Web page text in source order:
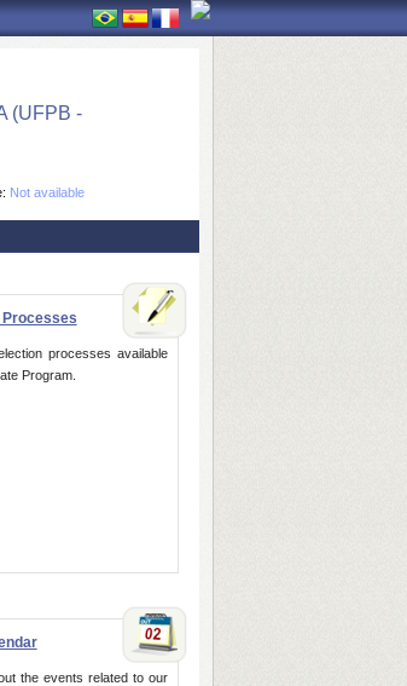
(UFPB -
Not available
processes available
Program.
the events related to our